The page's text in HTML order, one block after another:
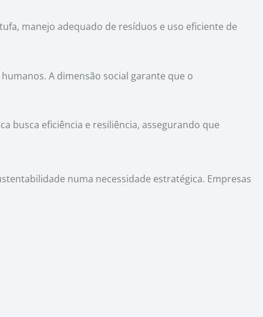
manejo adequado de resíduos e uso eficiente de
A dimensão social garante que o
busca eficiência e resiliência, assegurando que
numa necessidade estratégica. Empresas